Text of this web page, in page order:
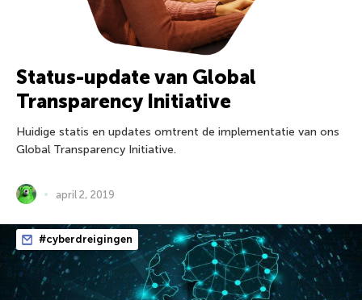
Status-update van Global
Transparency Initiative
Huidige statis en updates omtrent de implementatie van ons
Global Transparency Initiative.
april 2, 2019
#cyberdreigingen